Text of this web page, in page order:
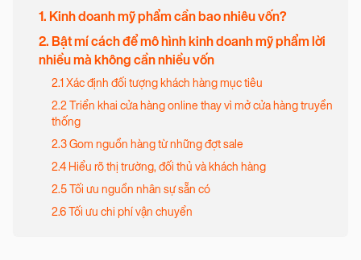
1. Kinh doanh mỹ phẩm cần bao nhiêu vốn?
2. Bật mí cách để mô hình kinh doanh mỹ phẩm lời
nhiều mà không cần nhiều vốn
2.1 Xác định đối tượng khách hàng mục tiêu
2.2 Triển khai cửa hàng online thay vì mở cửa hàng truyền
thống
2.3 Gom nguồn hàng từ những đợt sale
2.4 Hiểu rõ thị trường, đối thủ và khách hàng
2.5 Tối ưu nguồn nhân sự sẵn có
2.6 Tối ưu chi phí vận chuyển